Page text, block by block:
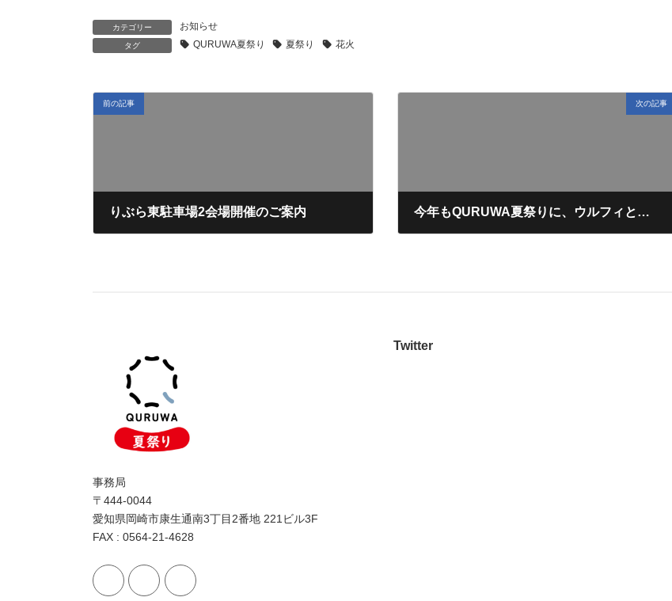
カテゴリー お知らせ
タグ QURUWA夏祭り 夏祭り 花火
前の記事
りぶら東駐車場2会場開催のご案内
次の記事
今年もQURUWA夏祭りに、ウルフィと望木アナがやってきます！
事務局
〒444-0044
愛知県岡崎市康生通南3丁目2番地 221ビル3F
FAX : 0564-21-4628
Twitter